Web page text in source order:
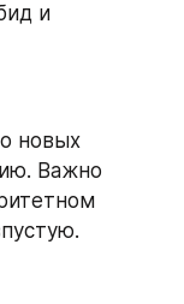
и
новых
Важно